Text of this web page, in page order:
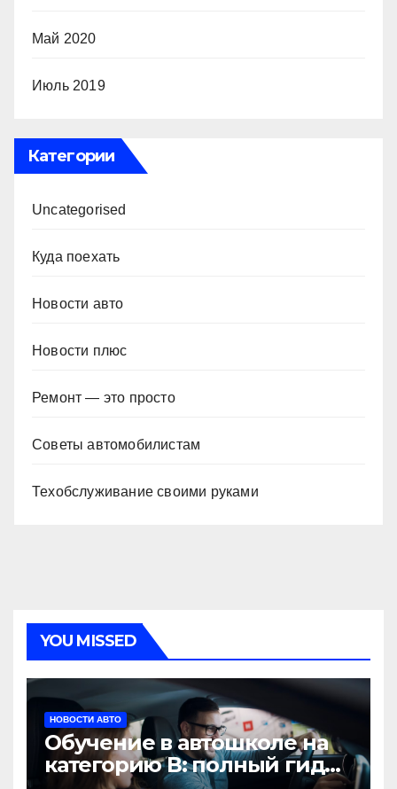
Май 2020
Июль 2019
Категории
Uncategorised
Куда поехать
Новости авто
Новости плюс
Ремонт — это просто
Советы автомобилистам
Техобслуживание своими руками
YOU MISSED
НОВОСТИ АВТО
Обучение в автошколе на
категорию В: полный гид